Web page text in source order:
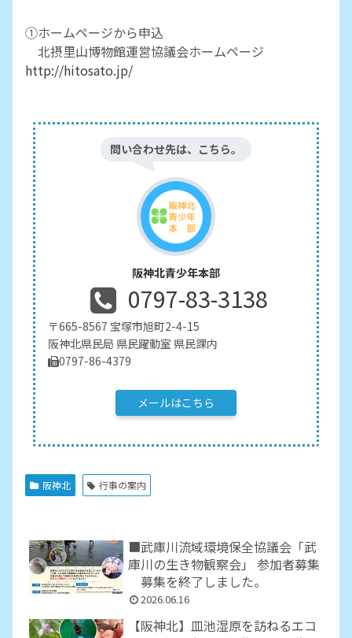
①ホームページから申込
北摂里山博物館運営協議会ホームページ
http://hitosato.jp/
問い合わせ先は、こちら。
阪神北青少年本部
0797-83-3138
〒665-8567 宝塚市旭町2-4-15
阪神北県民局 県民躍動室 県民課内
0797-86-4379
メールはこちら
阪神北 行事の案内
■武庫川流域環境保全協議会「武
庫川の生き物観察会」 参加者募集
募集を終了しました。
2026.06.16
【阪神北】皿池湿原を訪ねるエコ